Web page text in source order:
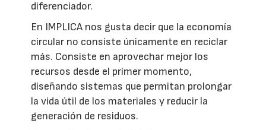
diferenciador.
En IMPLICA nos gusta decir que la economía
circular no consiste únicamente en reciclar
más. Consiste en aprovechar mejor los
recursos desde el primer momento,
diseñando sistemas que permitan prolongar
la vida útil de los materiales y reducir la
generación de residuos.